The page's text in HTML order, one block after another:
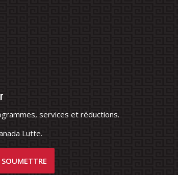
services et réductions.
Lutte.